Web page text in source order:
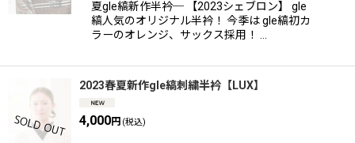
夏gle縞新作半衿─ 【2023シェブロン】 gle
縞人気のオリジナル半衿！ 今季は gle縞初カ
ラーのオレンジ、サックス採用！ …
2023春夏新作gle縞刺繍半衿【LUX】
4,000円 (税込)